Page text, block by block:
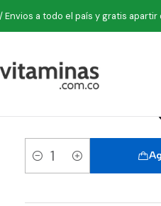
a todo el país y gratis apartir
Vitamin E 1000 IU 50 Softgel
Cantidad